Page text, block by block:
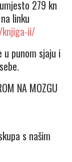
279 kn
linku
ii/
u punom sjaju i
NA MOZGU
s našim